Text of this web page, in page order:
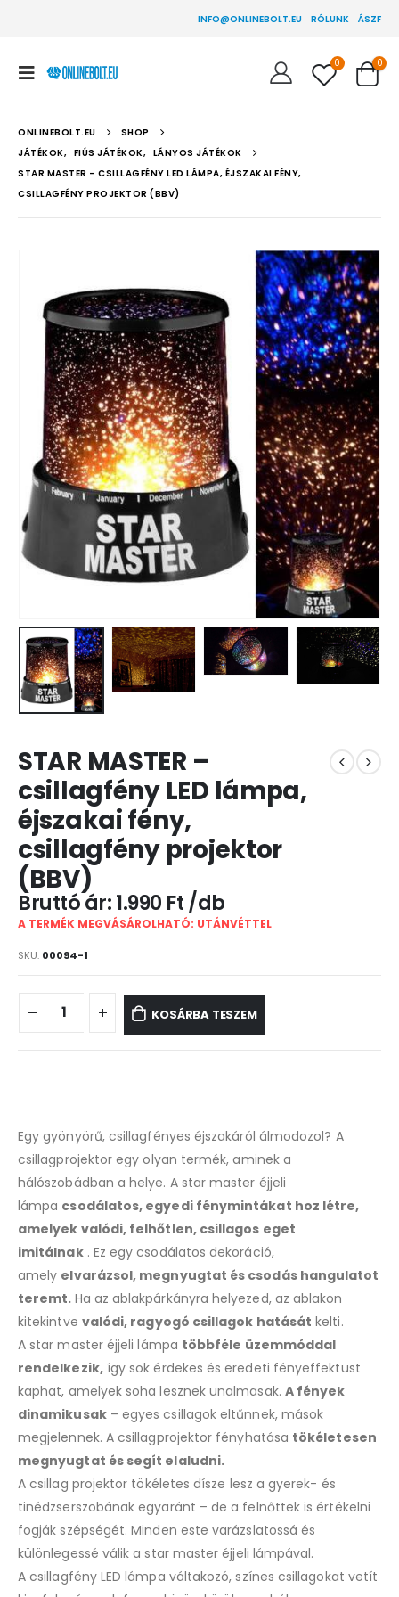
INFO@ONLINEBOLT.EU RÓLUNK ÁSZF
0 0
ONLINEBOLT.EU
SHOP
JÁTÉKOK, FIÚS JÁTÉKOK, LÁNYOS JÁTÉKOK
STAR MASTER – CSILLAGFÉNY LED LÁMPA, ÉJSZAKAI FÉNY,
CSILLAGFÉNY PROJEKTOR (BBV)
STAR MASTER –
csillagfény LED lámpa,
éjszakai fény,
csillagfény projektor
(BBV)
1.990 Ft
A TERMÉK MEGVÁSÁROLHATÓ: UTÁNVÉTTEL
SKU: 00094-1
KOSÁRBA TESZEM
Egy gyönyörű, csillagfényes éjszakáról álmodozol? A
csillagprojektor egy olyan termék, aminek a
hálószobádban a helye. A star master éjjeli
lámpa csodálatos, egyedi fénymintákat hoz létre,
amelyek valódi, felhőtlen, csillagos eget
imitálnak. Ez egy csodálatos dekoráció,
amely elvarázsol, megnyugtat és csodás hangulatot
teremt. Ha az ablakpárkányra helyezed, az ablakon
kitekintve valódi, ragyogó csillagok hatását kelti.
A star master éjjeli lámpa többféle üzemmóddal
rendelkezik,így sok érdekes és eredeti fényeffektust
kaphat, amelyek soha lesznek unalmasak. A fények
dinamikusak– egyes csillagok eltűnnek, mások
megjelennek. A csillagprojektor fényhatása tökéletesen
megnyugtat és segít elaludni.
A csillag projektor tökéletes dísze lesz a gyerek- és
tinédzserszobának egyaránt – de a felnőttek is értékelni
fogják szépségét. Minden este varázslatossá és
különlegessé válik a star master éjjeli lámpával.
A csillagfény LED lámpa váltakozó, színes csillagokat vetít